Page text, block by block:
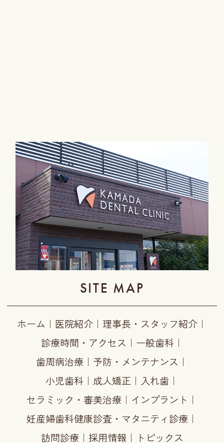
SITE MAP
ホーム ｜ 医院紹介 ｜ 理事長・スタッフ紹介 ｜
診療時間・アクセス ｜ 一般歯科 ｜
歯周病治療 ｜ 予防・メンテナンス ｜
小児歯科 ｜ 成人矯正 ｜ 入れ歯 ｜
セラミック・審美治療 ｜ インプラント ｜
妊産婦歯科健康診査・マタニティ診療 ｜
訪問診療｜ 採用情報｜ トピックス